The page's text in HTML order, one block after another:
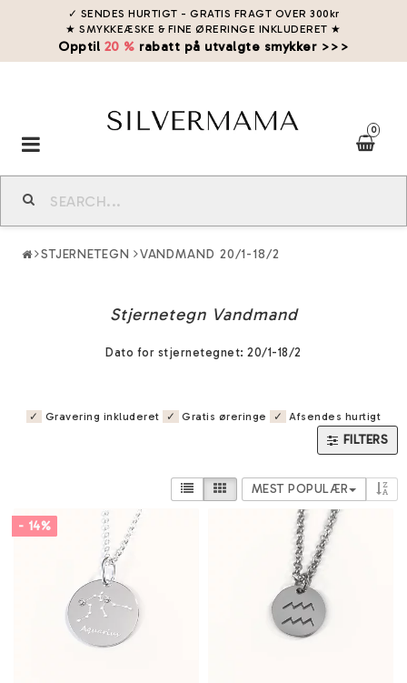
✓ SENDES HURTIGT - GRATIS FRAGT OVER 300kr
★ SMYKKEÆSKE & FINE ØRERINGE INKLUDERET ★
Opptil 20 % rabatt på utvalgte smykker >>>
0
Toggle
navigation
STJERNETEGN VANDMAND 20/1-18/2
Stjernetegn Vandmand
Dato for stjernetegnet: 20/1-18/2
✓ Gravering inkluderet ✓ Gratis øreringe ✓ Afsendes hurtigt
FILTERS
MEST POPULÆR
- 14%